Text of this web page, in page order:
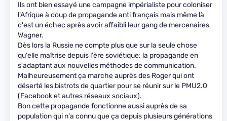
Ils ont bien essayé une campagne impérialiste pour coloniser
l'Afrique à coup de propagande anti français mais même là
c'est un échec après avoir affaibli leur gang de mercenaires
Wagner.
Dès lors la Russie ne compte plus que sur la seule chose
qu'elle maîtrise depuis l'ère soviétique: la propagande en
s'adaptant aux nouvelles méthodes de communication.
Malheureusement ça marche auprès des Roger qui ont
déserté les bistrots de quartier pour se réunir sur le PMU2.0
(Facebook et autres réseaux sociaux).
Bon cette propagande fonctionne aussi auprès de sa
population qui n'a connu que ça depuis plusieurs générations